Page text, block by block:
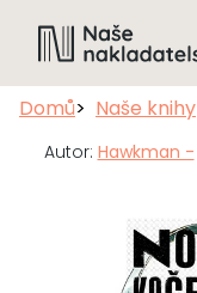
Domů Naše knihy
Autor: Hawkman -